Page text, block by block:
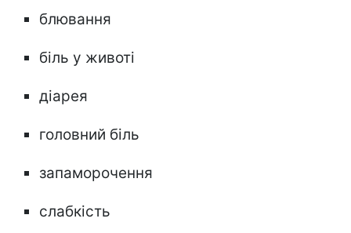
блювання
біль у животі
діарея
головний біль
запаморочення
слабкість